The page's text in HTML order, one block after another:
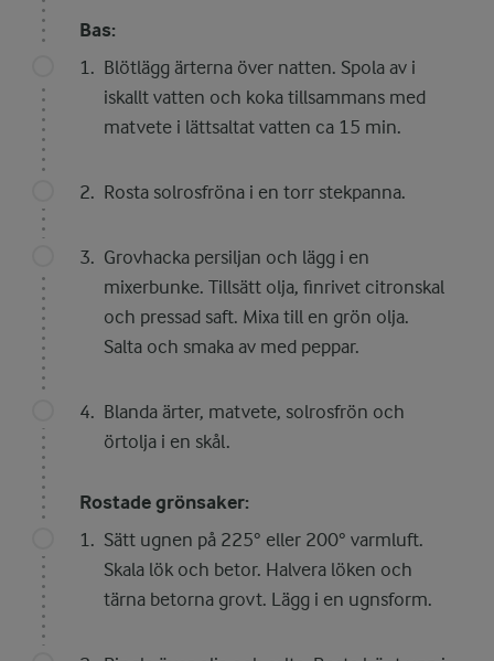
Bas:
Blötlägg ärterna över natten. Spola av i
iskallt vatten och koka tillsammans med
matvete i lättsaltat vatten ca 15 min.
Rosta solrosfröna i en torr stekpanna.
Grovhacka persiljan och lägg i en
mixerbunke. Tillsätt olja, finrivet citronskal
och pressad saft. Mixa till en grön olja.
Salta och smaka av med peppar.
Blanda ärter, matvete, solrosfrön och
örtolja i en skål.
Rostade grönsaker:
Sätt ugnen på 225° eller 200° varmluft.
Skala lök och betor. Halvera löken och
tärna betorna grovt. Lägg i en ugnsform.